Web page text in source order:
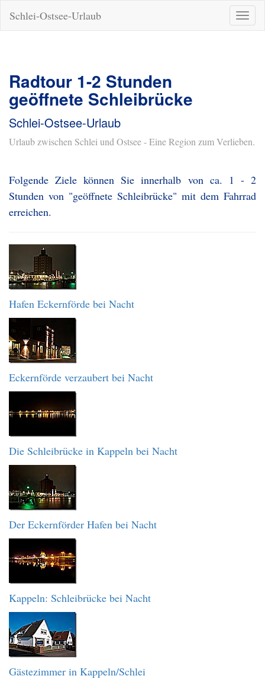
ein-/
Schlei-Ostsee-Urlaub
Radtour 1-2 Stunden
geöffnete Schleibrücke
Schlei-Ostsee-Urlaub
Urlaub zwischen Schlei und Ostsee - Eine Region zum Verlieben.
Folgende Ziele können Sie innerhalb von ca. 1 - 2
Stunden von "geöffnete Schleibrücke" mit dem Fahrrad
erreichen.
Hafen Eckernförde bei Nacht
Eckernförde verzaubert bei Nacht
Die Schleibrücke in Kappeln bei Nacht
Der Eckernförder Hafen bei Nacht
Kappeln: Schleibrücke bei Nacht
Gästezimmer in Kappeln/Schlei